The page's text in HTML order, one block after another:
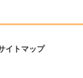
イトマップ